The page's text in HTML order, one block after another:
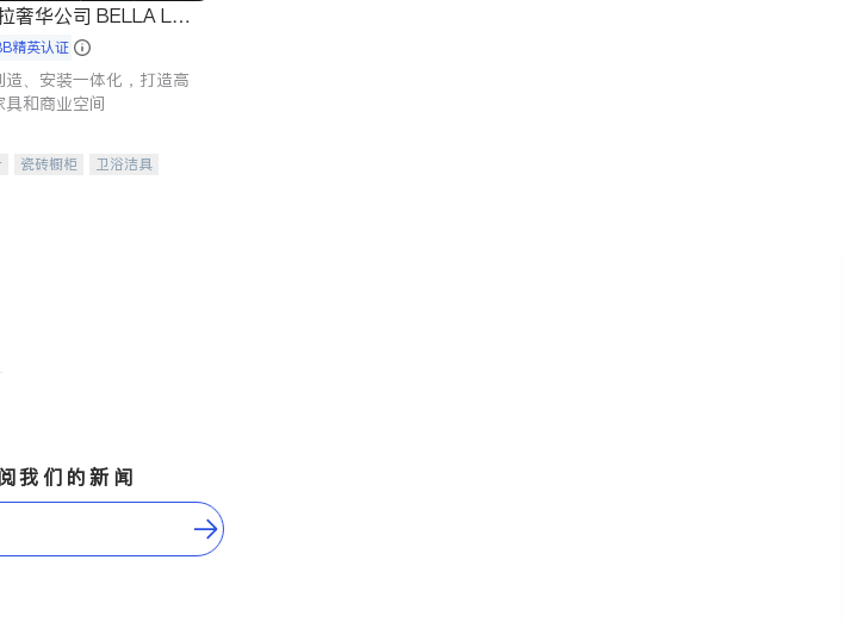
司 BELLA LUX
精英认证
造、安装一体化，打造高
和商业空间
瓷砖橱柜
卫浴洁具
我们的新闻